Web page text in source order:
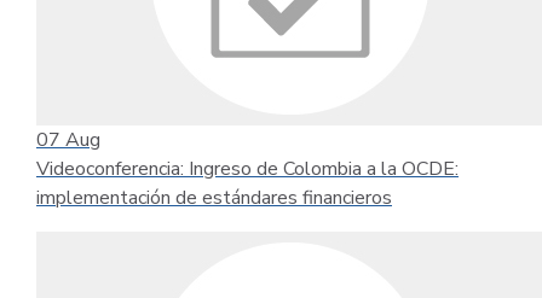
07 Aug
Videoconferencia: Ingreso de Colombia a la OCDE:
implementación de estándares financieros